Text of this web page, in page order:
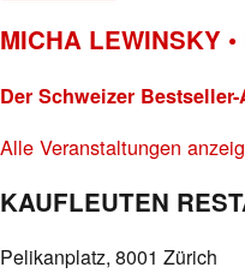
MICHA LEWINSKY
Der Schweizer
Alle Veranstaltungen
KAUFLEUTEN
Pelikanplatz, 8001 Zürich